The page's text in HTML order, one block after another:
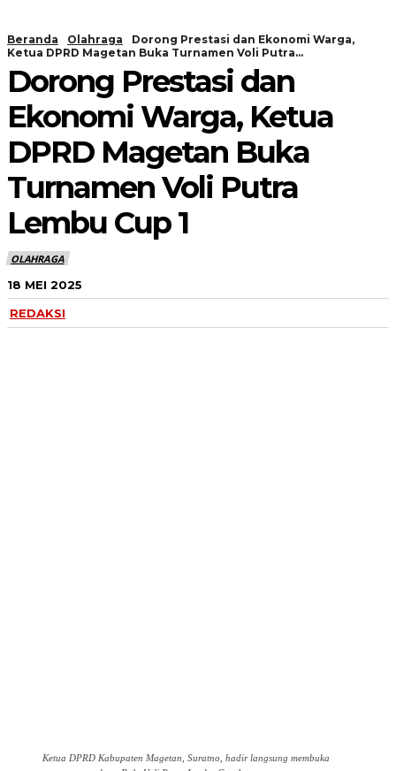
Beranda Olahraga
Dorong Prestasi dan Ekonomi Warga,
Ketua DPRD Magetan Buka Turnamen Voli Putra...
Dorong Prestasi dan
Ekonomi Warga, Ketua
DPRD Magetan Buka
Turnamen Voli Putra
Lembu Cup 1
OLAHRAGA
18 MEI 2025
REDAKSI
Ketua DPRD Kabupaten Magetan, Suratno, hadir langsung membuka